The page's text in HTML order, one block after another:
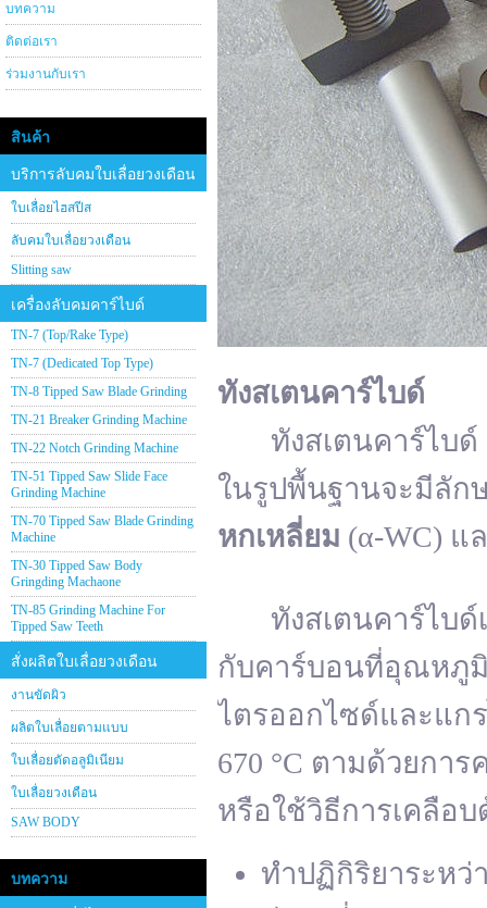
บทความ
ติดต่อเรา
ร่วมงานกับเรา
สินค้า
บริการลับคมใบเลื่อยวงเดือน
ใบเลื่อยไฮสปีส
ลับคมใบเลื่อยวงเดือน
Slitting saw
เครื่องลับคมคาร์ไบด์
TN-7 (Top/Rake Type)
TN-7 (Dedicated Top Type)
TN-8 Tipped Saw Blade Grinding
TN-21 Breaker Grinding Machine
TN-22 Notch Grinding Machine
TN-51 Tipped Saw Slide Face
Grinding Machine
TN-70 Tipped Saw Blade Grinding
Machine
TN-30 Tipped Saw Body
Gringding Machaone
TN-85 Grinding Machine For
Tipped Saw Teeth
สั่งผลิตใบเลื่อยวงเดือน
งานขัดผิว
ผลิตใบเลื่อยตามแบบ
ใบเลื่อยตัดอลูมิเนียม
ใบเลื่อยวงเดือน
SAW BODY
บทความ
ทังสเตนคาร์ไบด์
ทังสเตนคาร์ไบด์ (
ในรูปพื้นฐานจะมีลัก
หกเหลี่ยม (α-WC) แ
ทังสเตนคาร์ไบด์เ
กับคาร์บอนที่อุณหภูมิ
ไตรออกไซด์และแก
670 °C ตามด้วยกา
หรือใช้วิธีการเคลือบ
ทำปฏิกิริยาระหว่